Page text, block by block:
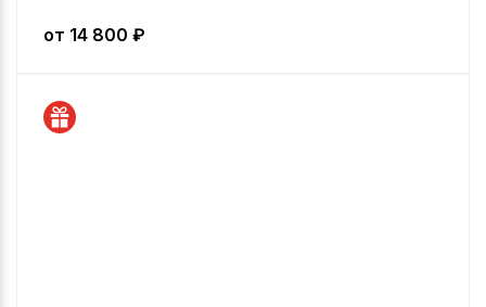
от 14 800 ₽